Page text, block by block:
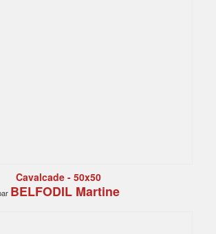
Cavalcade - 50x50
BELFODIL Martine